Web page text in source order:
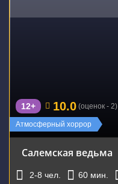
Атмосферный хоррор
12+ 10.0 (оценок - 2)
Салемская ведьма
2-8 чел. 60 мин.